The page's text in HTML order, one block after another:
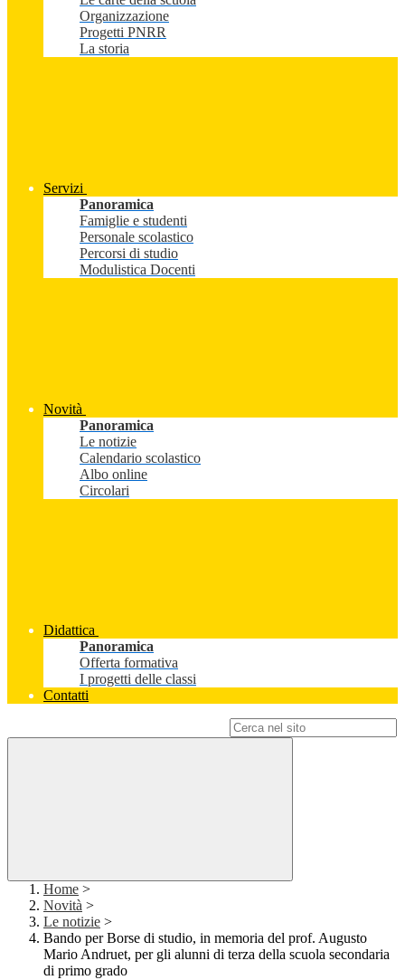
Organizzazione
Progetti PNRR
La storia
Servizi
Panoramica
Famiglie e studenti
Personale scolastico
Percorsi di studio
Modulistica Docenti
Novità
Panoramica
Le notizie
Calendario scolastico
Albo online
Circolari
Didattica
Panoramica
Offerta formativa
I progetti delle classi
Contatti
Home >
Novità >
Le notizie >
Bando per Borse di studio, in memoria del prof. Augusto
Mario Andruet, per gli alunni di terza della scuola secondaria
di primo grado